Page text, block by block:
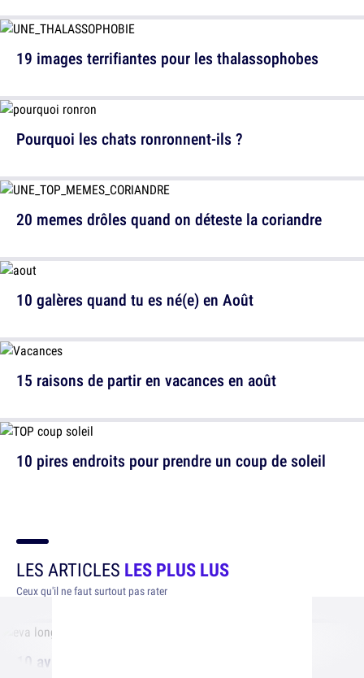
19 images terrifiantes pour les thalassophobes
20 memes drôles quand on déteste la coriandre
15 raisons de partir en vacances en août
Pourquoi les chats ronronnent-ils ?
10 galères quand tu es né(e) en Août
10 pires endroits pour prendre un coup de soleil
LES ARTICLES LES PLUS LUS
Ceux qu'il ne faut surtout pas rater
10 avantages à être petite